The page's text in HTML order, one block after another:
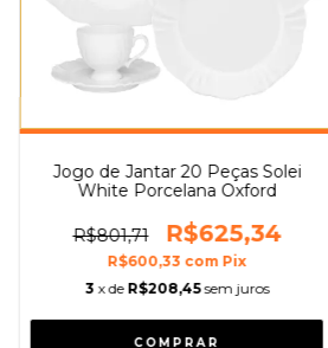
Jogo de Jantar 20 Peças Solei
White Porcelana Oxford
R$801,71 R$625,34
R$600,33 com Pix
3 x de R$208,45 sem juros